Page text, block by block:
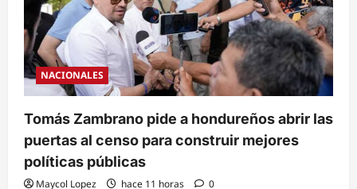
NACIONALES
Tomás Zambrano pide a hondureños abrir las
puertas al censo para construir mejores
políticas públicas
Maycol Lopez hace 11 horas 0